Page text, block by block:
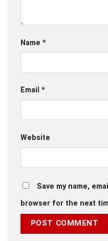
Name *
Email *
Website
Save my name,
browser for the next